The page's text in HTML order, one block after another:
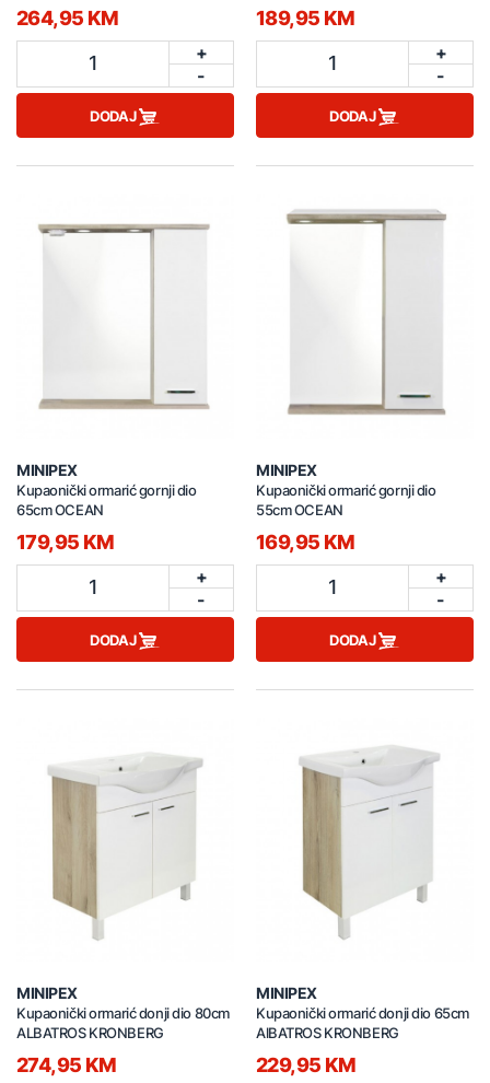
264,95 KM
1
+
-
DODAJ
189,95 KM
1
+
-
DODAJ
MINIPEX
Kupaonički ormarić gornji dio
65cm OCEAN
179,95 KM
1
+
-
DODAJ
MINIPEX
Kupaonički ormarić gornji dio
55cm OCEAN
169,95 KM
1
+
-
DODAJ
MINIPEX
Kupaonički ormarić donji dio 80cm
ALBATROS KRONBERG
274,95 KM
MINIPEX
Kupaonički ormarić donji dio 65cm
AlBATROS KRONBERG
229,95 KM